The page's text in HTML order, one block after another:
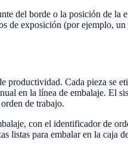
del borde o la posición de la
de exposición (por ejemplo,
productividad. Cada pieza se
en la línea de embalaje. El
de trabajo.
con el identificador de
listas para embalar en la caja